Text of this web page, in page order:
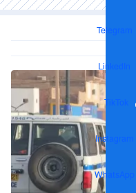
Telegram
LinkedIn
TikTok
Instagram
WhatsApp